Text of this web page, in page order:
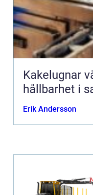
Kakelugnar värme, hantverk och
hållbarhet i
Erik Andersson